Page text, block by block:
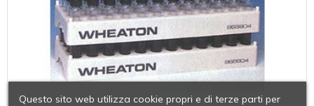
Questo sito web utilizza cookie propri e di terze parti per